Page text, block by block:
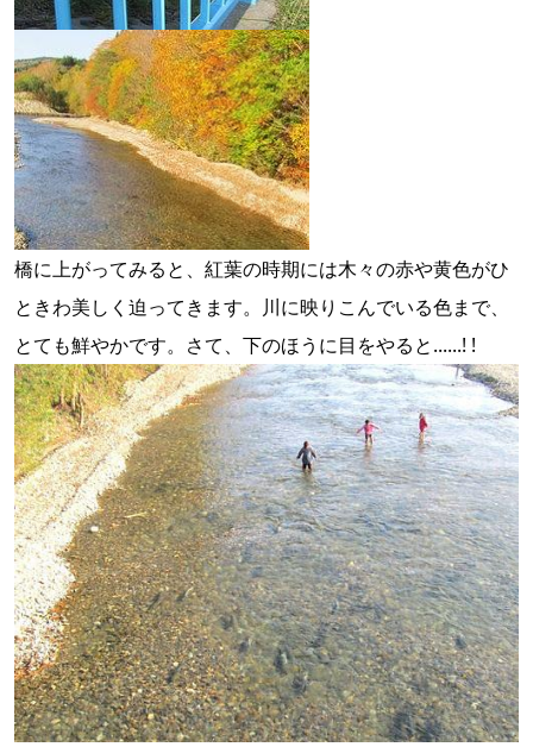
橋に上がってみると、紅葉の時期には木々の赤や黄色がひ
ときわ美しく迫ってきます。川に映りこんでいる色まで、
とても鮮やかです。さて、下のほうに目をやると......! !